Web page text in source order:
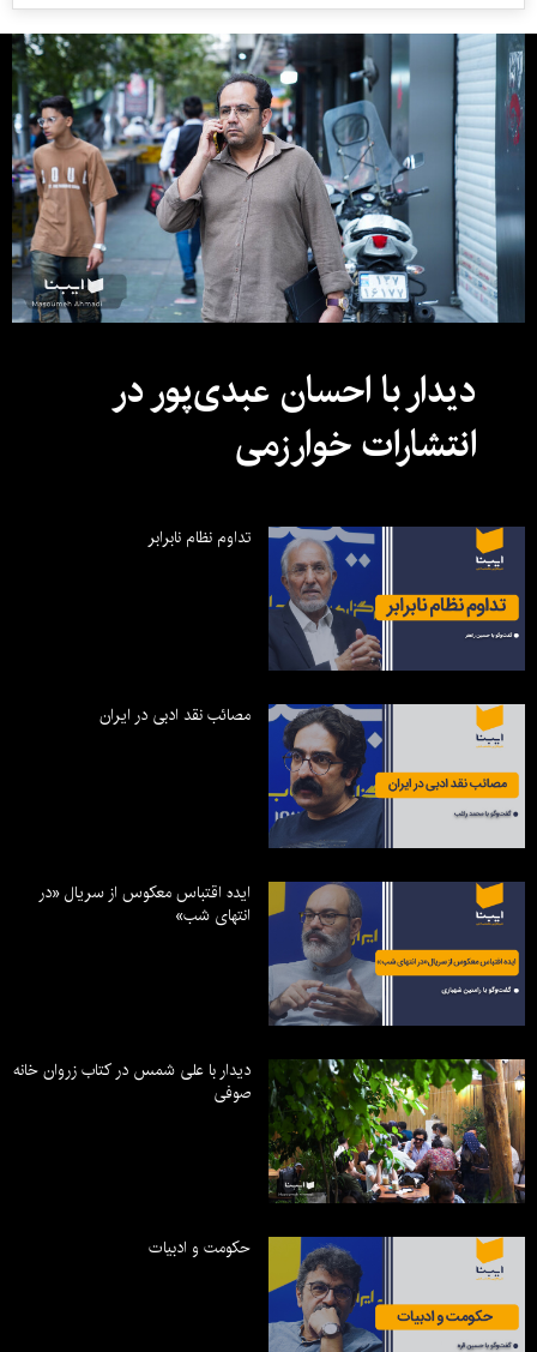
دیدار با احسان عبدی‌پور در
انتشارات خوارزمی
تداوم نظام نابرابر
مصائب نقد ادبی در ایران
ایده اقتباس معکوس از سریال «در
انتهای شب»
دیدار با علی شمس در کتاب زروان خانه
صوفی
حکومت و ادبیات